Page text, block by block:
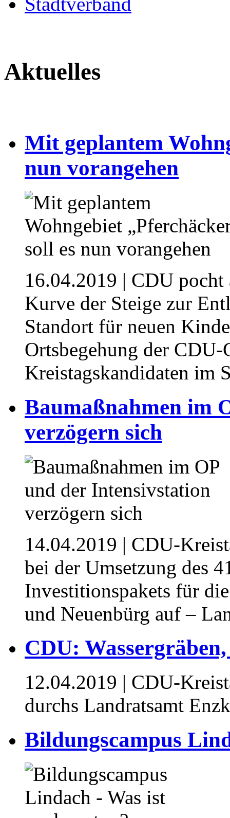
Aktuelles
Mit geplantem
nun vorangehen
16.04.2019 | CDU pocht
Kurve der Steige zur
Standort für neuen
Ortsbegehung der CDU-
Kreistagskandidaten im
Baumaßnahmen im
verzögern sich
14.04.2019 | CDU-
bei der Umsetzung des
Investitionspakets für
und Neuenbürg auf –
CDU:
12.04.2019 | CDU-
durchs Landratsamt
Bildungscampus